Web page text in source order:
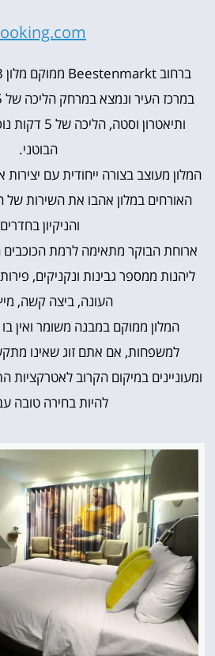
ותיאטרון
הבוטני.
המלון מעוצב בצורה ייחודית עם יצירות
האורחים במלון אהבו את השירות של
והניקיון
ארוחת הבוקר מתאימה לרמת הכוכבים
ליהנות ממספר גבינות ונקניקים,
העונה, ביצה קשה,
המלון ממוקם במבנה משומר ואין
למשפחות, אם אתם זוג שאינו
ומעוניינים במיקום הקרוב לאטרקציות
להיות בחירה טובה